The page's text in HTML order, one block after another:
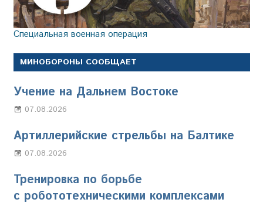
Специальная военная операция
МИНОБОРОНЫ СООБЩАЕТ
Учение на Дальнем Востоке
07.08.2026
Артиллерийские стрельбы на Балтике
07.08.2026
Тренировка по борьбе
с робототехническими комплексами